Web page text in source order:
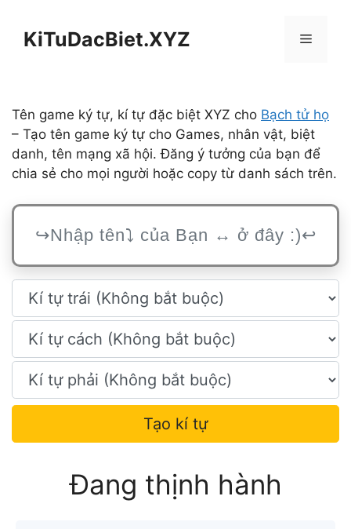
KiTuDacBiet.XYZ Menu
Tên game ký tự, kí tự đặc biệt XYZ cho Bạch tử họ
– Tạo tên game ký tự cho Games, nhân vật, biệt
danh, tên mạng xã hội. Đăng ý tưởng của bạn để
chia sẻ cho mọi người hoặc copy từ danh sách trên.
Tạo kí tự
Đang thịnh hành